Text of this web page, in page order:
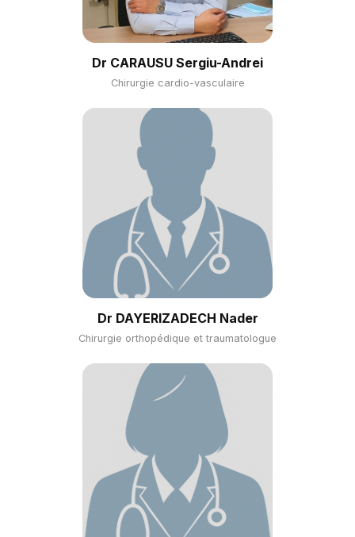
Dr CARAUSU Sergiu-Andrei
Chirurgie cardio-vasculaire
Dr DAYERIZADECH Nader
Chirurgie orthopédique et traumatologue